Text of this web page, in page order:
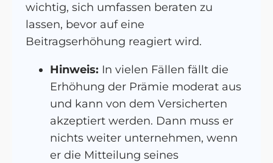
wichtig, sich umfassen beraten zu
lassen, bevor auf eine
Beitragserhöhung reagiert wird.
Hinweis: In vielen Fällen fällt die
Erhöhung der Prämie moderat aus
und kann von dem Versicherten
akzeptiert werden. Dann muss er
nichts weiter unternehmen, wenn
er die Mitteilung seines